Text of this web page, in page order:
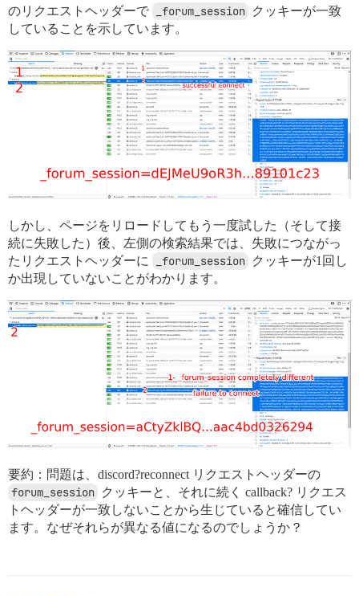
のリクエストヘッダーで _forum_session クッキーが一致
していることを示しています。
しかし、ページをリロードしてもう一度試した（そして接
続に失敗した）後、左側の検索結果では、失敗につながっ
たリクエストヘッダーに
_forum_session クッキーが1回し
か出現していないことがわかります。
要約：問題は、discord?reconnect リクエストヘッダーの
forum_session クッキーと、それに続く callback? リクエス
トヘッダーが一致しないことから生じていると確信してい
ます。なぜそれらが異なる値になるのでしょうか？